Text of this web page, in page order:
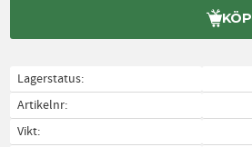
KÖP
Lagerstatus
Artikelnr
Vikt